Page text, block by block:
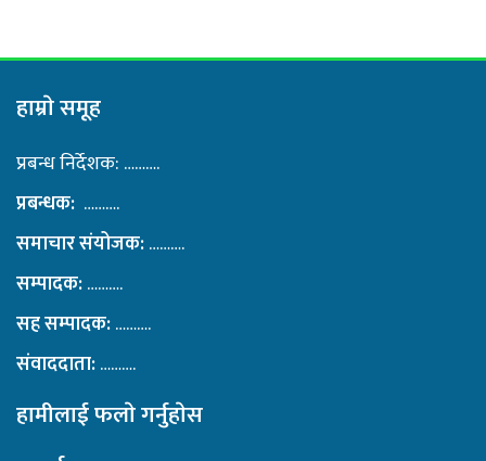
हाम्राे समूह
प्रबन्ध निर्देशक: ……….
प्रबन्धक: ……….
समाचार संयोजक:……….
सम्पादक:……….
सह सम्पादक:……….
संवाददाता:……….
हामीलाई फलाे गर्नुहाेस